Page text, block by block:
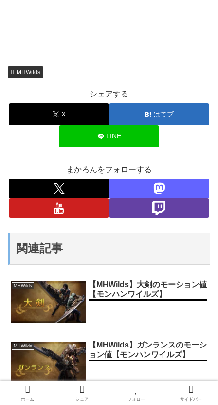
MHWilds
シェアする
X はてブ
LINE
まかろんをフォローする
関連記事
MHWilds
【MHWilds】大剣のモーション値
【モンハンワイルズ】
MHWilds
【MHWilds】ガンランスのモーシ
ョン値【モンハンワイルズ】
ホーム シェア フォロー サイドバー